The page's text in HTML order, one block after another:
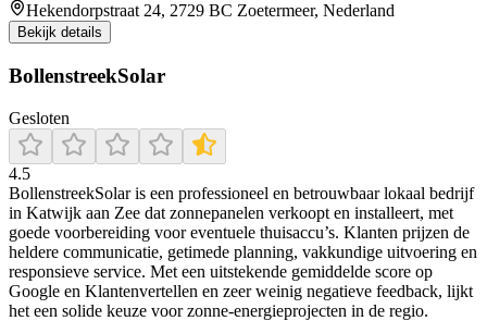
Hekendorpstraat 24, 2729 BC Zoetermeer, Nederland
Bekijk details
BollenstreekSolar
Gesloten
4.5
BollenstreekSolar is een professioneel en betrouwbaar lokaal bedrijf
in Katwijk aan Zee dat zonnepanelen verkoopt en installeert, met
goede voorbereiding voor eventuele thuisaccu’s. Klanten prijzen de
heldere communicatie, getimede planning, vakkundige uitvoering en
responsieve service. Met een uitstekende gemiddelde score op
Google en Klantenvertellen en zeer weinig negatieve feedback, lijkt
het een solide keuze voor zonne-energieprojecten in de regio.